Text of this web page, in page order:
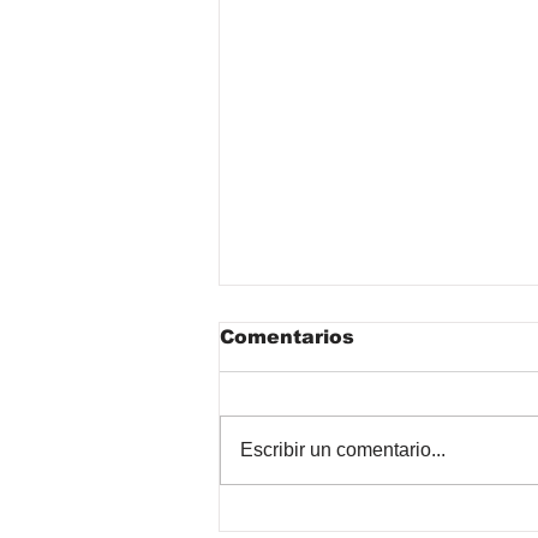
Comentarios
Escribir un comentario...